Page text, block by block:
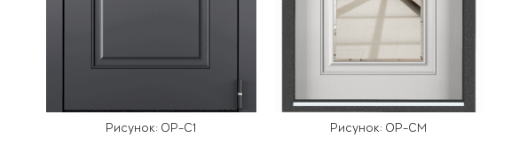
Рисунок: OP-C1 Рисунок: OP-CM